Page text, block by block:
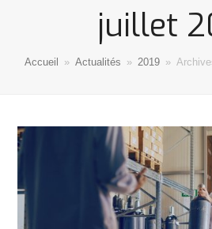
juillet
Accueil » Actualités » 2019 »